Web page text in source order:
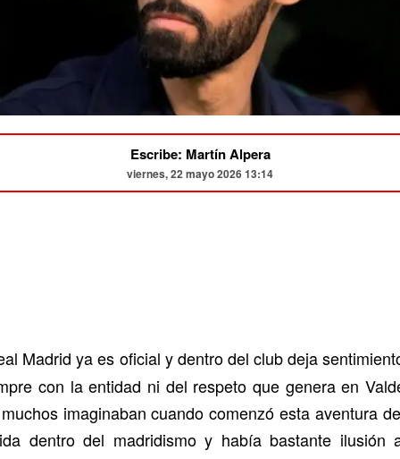
Escribe: Martín Alpera
viernes, 22 mayo 2026 13:14
Madrid ya es oficial y dentro del club deja
con la entidad ni del respeto que genera en
imaginaban cuando comenzó esta aventura
dentro del madridismo y había bastante ilusión